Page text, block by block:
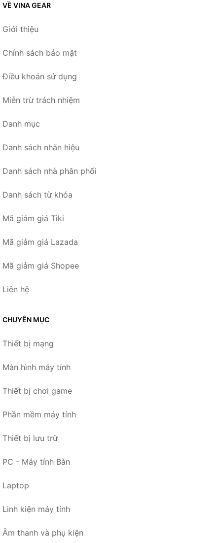
VỀ VINA GEAR
Giới thiệu
Chính sách bảo mật
Điều khoản sử dụng
Miễn trừ trách nhiệm
Danh mục
Danh sách nhãn hiệu
Danh sách nhà phân phối
Danh sách từ khóa
Mã giảm giá Tiki
Mã giảm giá Lazada
Mã giảm giá Shopee
Liên hệ
CHUYÊN MỤC
Thiết bị mạng
Màn hình máy tính
Thiết bị chơi game
Phần mềm máy tính
Thiết bị lưu trữ
PC - Máy tính Bàn
Laptop
Linh kiện máy tính
Âm thanh và phụ kiện